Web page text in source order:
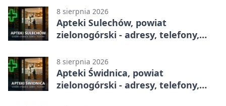
8 sierpnia 2026
Apteki Sulechów, powiat
zielonogórski - adresy, telefony,
8 sierpnia 2026
Apteki Świdnica, powiat
zielonogórski - adresy, telefony,